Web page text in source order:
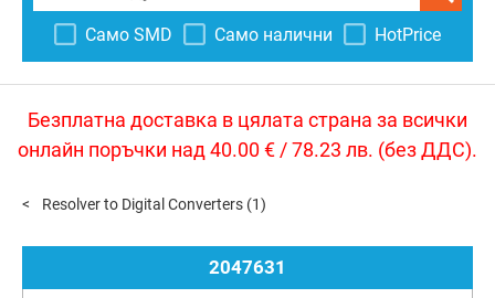
Само SMD Само налични HotPrice
Безплатна доставка в цялата страна за всички
онлайн поръчки над 40.00 € / 78.23 лв. (без ДДС).
Resolver to Digital Converters (1)
2047631